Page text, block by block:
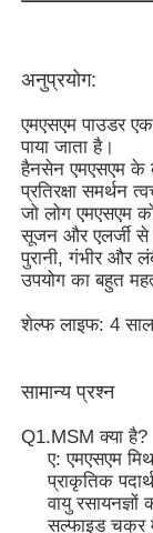
कारखाना भ्रमण
गुणवत्ता नियंत्रण
एमएसएम
एमएसएम
अनुप्रयोग:
एमएसएम पाउडर
पाया जाता है।
हैनसेन एमएसएम के
प्रतिरक्षा समर्थन
जो लोग एमएसएम
सूजन और एलर्जी से
पुरानी, ​​गंभीर और
उपयोग का बहुत
शेल्फ लाइफ: 4
सामान्य प्रश्न
Q1.MSM क्या है?
ए: एमएसएम
प्राकृतिक
वायु
सल्फाइड चक्र में